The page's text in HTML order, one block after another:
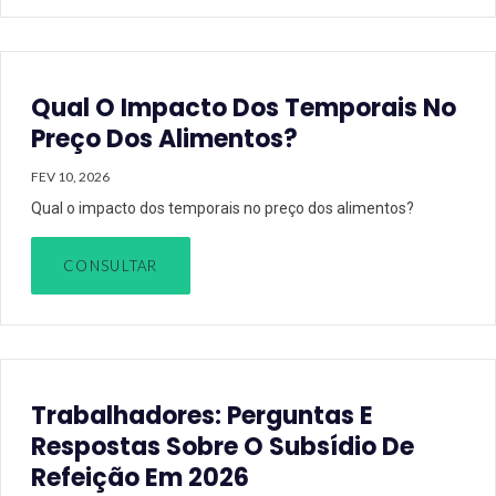
Qual O Impacto Dos Temporais No
Preço Dos Alimentos?
FEV 10, 2026
Qual o impacto dos temporais no preço dos alimentos?
CONSULTAR
Trabalhadores: Perguntas E
Respostas Sobre O Subsídio De
Refeição Em 2026